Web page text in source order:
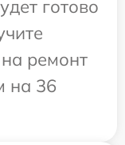
готово
ремонт
на 36